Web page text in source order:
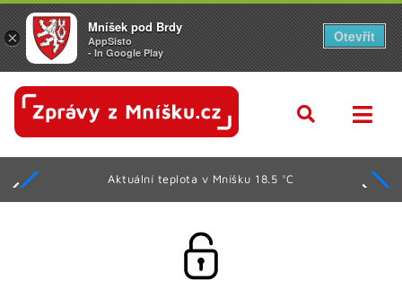
Aktuální teplota v Mníšku 18.5 °C
×
Mníšek pod Brdy
AppSisto
- In Google Play
Otevřít